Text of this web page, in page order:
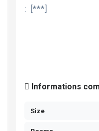
: [***]
Informations
Size